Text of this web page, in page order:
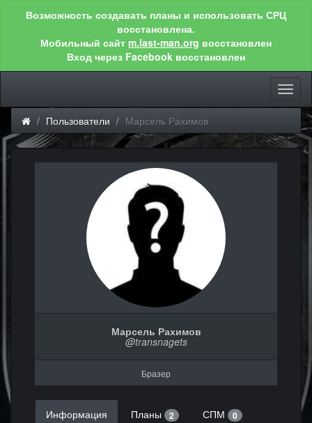
Возможность создавать планы и использовать СРЦ
восстановлена.
Мобильный сайт m.last-man.org восстановлен
Вход через Facebook восстановлен
Пользователи
Марсель Рахимов
Марсель Рахимов
@transnagets
Бразер
Информация Планы 2 СПМ 0